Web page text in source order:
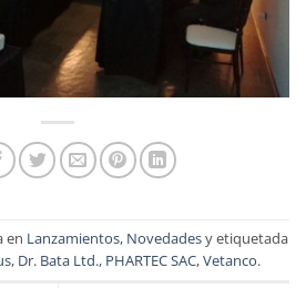
en Lanzamientos, Novedadesy etiquetada
, Dr. Bata Ltd., PHARTEC SAC,Vetanco.